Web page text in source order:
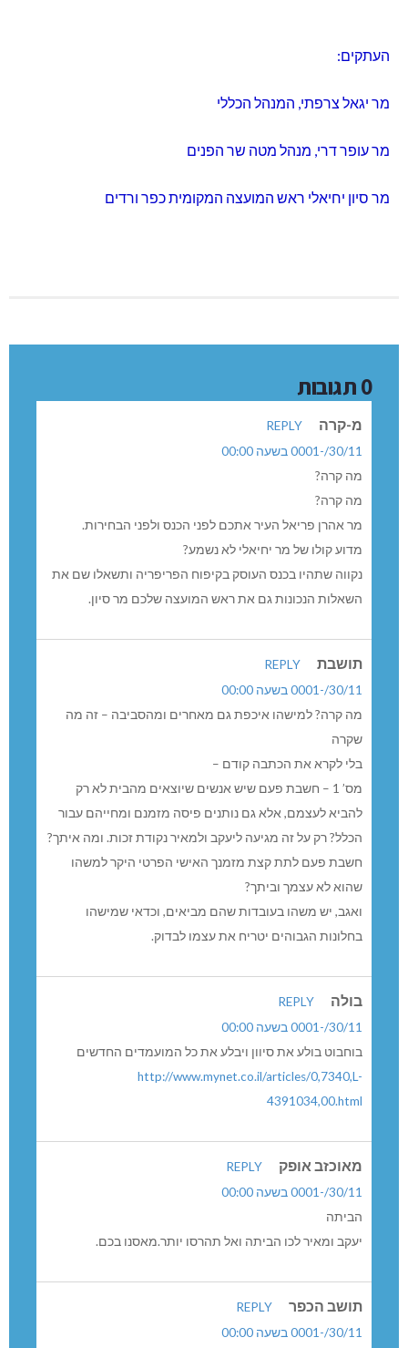
העתקים:
מר יגאל צרפתי, המנהל הכללי
מר עופר דרי, מנהל מטה שר הפנים
מר סיון יחיאלי ראש המועצה המקומית כפר ורדים
0 תגובות
מ-קרה
REPLY
30/11/-0001 בשעה 00:00
מה קרה?
מה קרה?
מר אהרן פריאל העיר אתכם לפני הכנס ולפני הבחירות.
מדוע קולו של מר יחיאלי לא נשמע?
נקווה שתהיו בכנס העוסק בקיפוח הפריפריה ותשאלו שם את
השאלות הנכונות גם את ראש המועצה שלכם מר סיון.
תושבת
REPLY
30/11/-0001 בשעה 00:00
מה קרה? למישהו איכפת גם מאחרים ומהסביבה – זה מה
שקרה
בלי לקרא את הכתבה קודם –
מס’ 1 – חשבת פעם שיש אנשים שיוצאים מהבית לא רק
להביא לעצמם, אלא גם נותנים פיסה מזמנם ומחייהם עבור
הכלל? רק על זה מגיעה ליעקב ולמאיר נקודת זכות. ומה איתך?
חשבת פעם לתת קצת מזמנך האישי הפרטי היקר למשהו
שהוא לא עצמך וביתך?
ואגב, יש משהו בעובדות שהם מביאים, וכדאי שמישהו
בחלונות הגבוהים יטריח את עצמו לבדוק.
בולה
REPLY
30/11/-0001 בשעה 00:00
בוחבוט בולע את סיוון ויבלע את כל המועמדים החדשים
http://www.mynet.co.il/articles/0,7340,L-
4391034,00.html
מאוכזב אופק
REPLY
30/11/-0001 בשעה 00:00
הביתה
יעקב ומאיר לכו הביתה ואל תהרסו יותר.מאסנו בכם.
תושב הכפר
REPLY
30/11/-0001 בשעה 00:00